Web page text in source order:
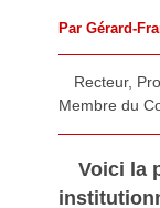
Par Gérard-
Recteur,
Membre du
Voici la